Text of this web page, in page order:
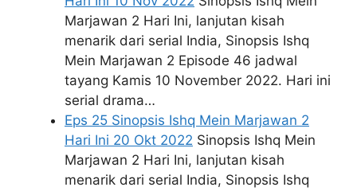
Marjawan 2 Hari Ini, lanjutan kisah
menarik dari serial India, Sinopsis Ishq
Mein Marjawan 2 Episode 46 jadwal
tayang Kamis 10 November 2022. Hari ini
serial drama…
Eps 25 Sinopsis Ishq Mein Marjawan 2
Hari Ini 20 Okt 2022 Sinopsis Ishq Mein
Marjawan 2 Hari Ini, lanjutan kisah
menarik dari serial India, Sinopsis Ishq